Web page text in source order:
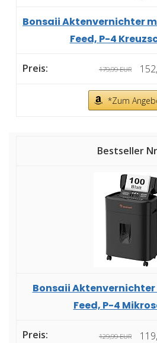
Bonsaii Aktenvernichter
Feed, P-4
179,99 EUR
*Zum
Bonsaii
Feed, P-4
129,99 EUR